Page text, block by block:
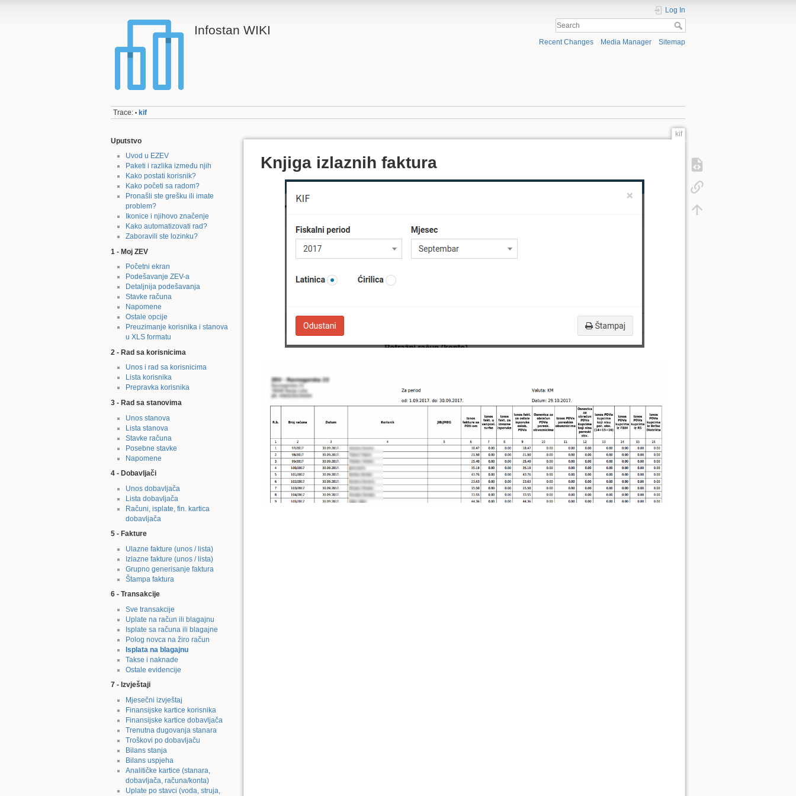
Infostan WIKI
Log In
Recent Changes Media Manager Sitemap
Trace: • kif
Uputstvo
Uvod u EZEV
Paketi i razlika između njih
Kako postati korisnik?
Kako početi sa radom?
Pronašli ste grešku ili imate
problem?
Ikonice i njihovo značenje
Kako automatizovati rad?
Zaboravili ste lozinku?
1 - Moj ZEV
Početni ekran
Podešavanje ZEV-a
Detaljnija podešavanja
Stavke računa
Napomene
Ostale opcije
Preuzimanje korisnika i stanova
u XLS formatu
2 - Rad sa korisnicima
Unos i rad sa korisnicima
Lista korisnika
Prepravka korisnika
3 - Rad sa stanovima
Unos stanova
Lista stanova
Stavke računa
Posebne stavke
Napomene
4 - Dobavljači
Unos dobavljača
Lista dobavljača
Računi, isplate, fin. kartica
dobavljača
5 - Fakture
Ulazne fakture (unos / lista)
Izlazne fakture (unos / lista)
Grupno generisanje faktura
Štampa faktura
6 - Transakcije
Sve transakcije
Uplate na račun ili blagajnu
Isplate sa računa ili blagajne
Polog novca na žiro račun
Isplata na blagajnu
Takse i naknade
Ostale evidencije
7 - Izvještaji
Mjesečni izvještaj
Finansijske kartice korisnika
Finansijske kartice dobavljača
Trenutna dugovanja stanara
Troškovi po dobavljaču
Bilans stanja
Bilans uspjeha
Analitičke kartice (stanara,
dobavljača, računa/konta)
Uplate po stavci (voda, struja,
kif
Knjiga izlaznih faktura